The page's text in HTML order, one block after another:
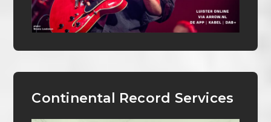
Continental Record Services